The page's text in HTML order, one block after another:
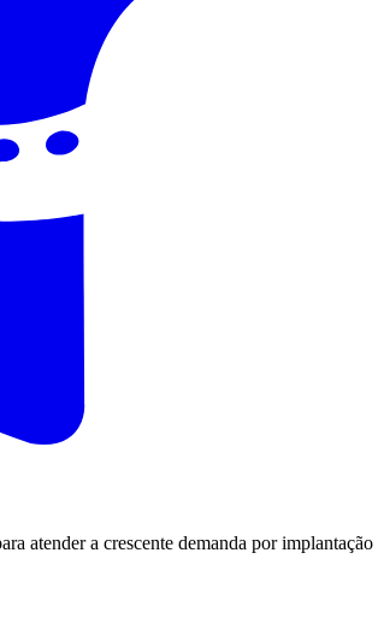
atender a crescente demanda por implantação